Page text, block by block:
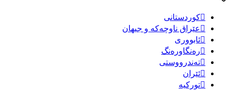
کوردستانی
عێراق ناوچەکە و جیهان
ئابووری
رەنگاورەنگ
تەندرووستی
ئێران
تورکیە